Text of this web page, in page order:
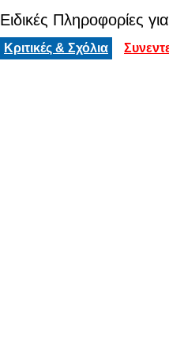
Ειδικές Πληροφορίες
Κριτικές & Σχόλια